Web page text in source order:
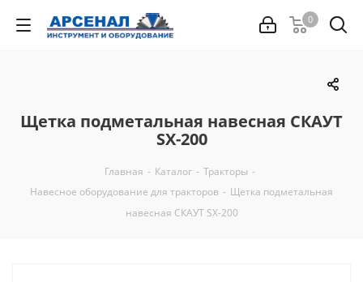
0
Щетка подметальная навесная СКАУТ
SX-200
Главная - Каталог - Тракторы -
Навесное оборудование для тракторов - Щетка подметальная
навесная СКАУТ SX-200